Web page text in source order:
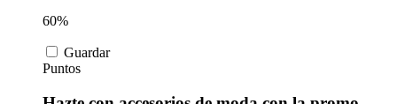
60%
Guardar
Puntos